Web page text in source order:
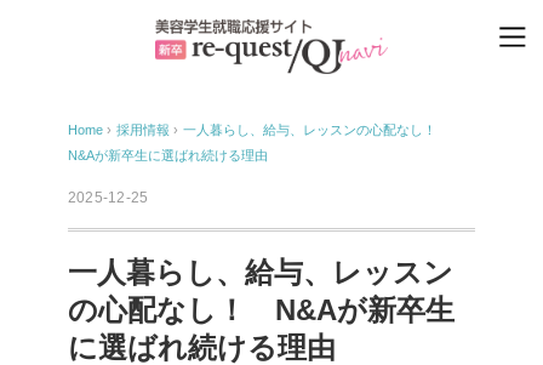
Home › 採用情報 › 一人暮らし、給与、レッスンの心配なし！
N&Aが新卒生に選ばれ続ける理由
2025-12-25
一人暮らし、給与、レッスン
の心配なし！ N&Aが新卒生
に選ばれ続ける理由